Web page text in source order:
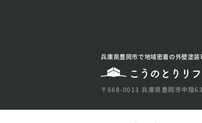
兵庫県豊岡市で地域密着の外壁塗装
〒668-0013 兵庫県豊岡市中陰